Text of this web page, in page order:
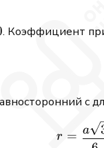
. Коэффициент
с
r = a